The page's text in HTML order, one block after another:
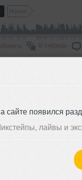
сайте появился
лайвы и
House
В очередь